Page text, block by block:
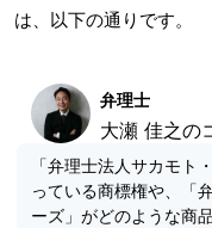
は、以下の通りです。
弁理士
大瀬 佳之の
「弁理士法人サカモト
っている商標権や、「
ーズ」がどのような商